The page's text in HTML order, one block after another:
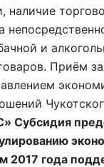
наличие
и
Приём
Субсидия
2017 года